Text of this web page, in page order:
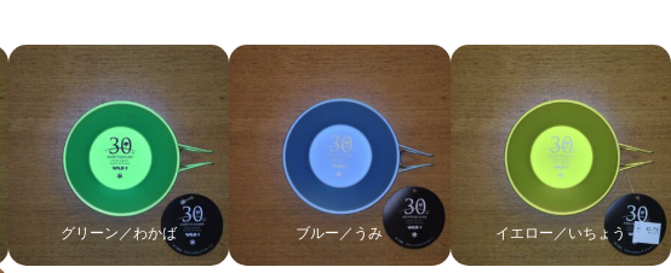
グリーン／わかば ブルー／うみ イエロー／いちょう